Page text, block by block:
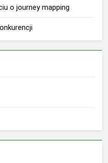
o journey mapping